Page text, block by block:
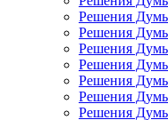
Решения
Решения
Решения
Решения
Решения
Решения
Решения